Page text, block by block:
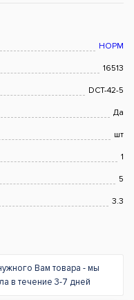
НОРМ
16513
DCT-42-5
Да
шт
1
5
3.3
Вам товара - мы
в течение 3-7 дней